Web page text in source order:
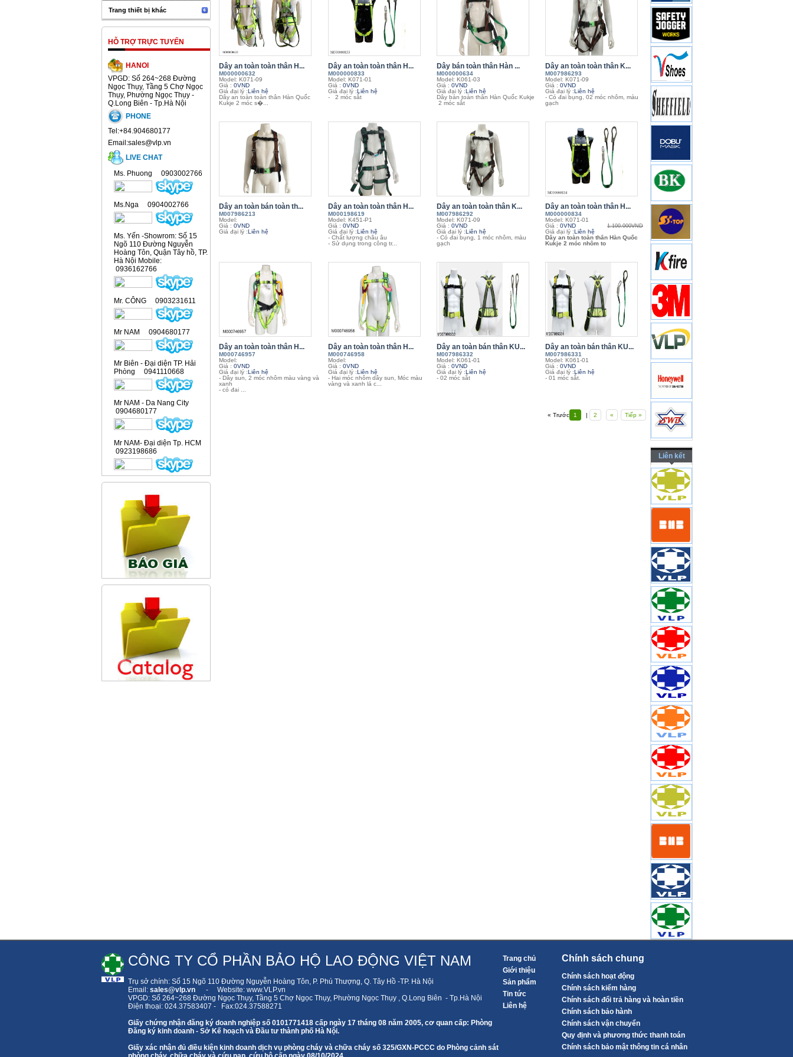
Trang thiết bị khác
HỖ TRỢ TRỰC TUYẾN
HANOI
VPGD: Số 264~268 Đường
Ngọc Thụy, Tầng 5 Chợ Ngọc
Thụy, Phường Ngọc Thụy -
Q.Long Biên - Tp.Hà Nội
PHONE
Tel:+84.904680177
Email:sales@vlp.vn
LIVE CHAT
Ms. Phuong 0903002766
Ms.Nga 0904002766
Ms. Yến -Showrom: Số 15
Ngõ 110 Đường Nguyễn
Hoàng Tôn, Quận Tây hồ, TP.
Hà Nội Mobile:
0936162766
Mr. CÔNG 0903231611
Mr NAM 0904680177
Mr Biên - Đại diện TP. Hải
Phòng 0941110668
Mr NAM - Da Nang City
0904680177
Mr NAM- Đại diện Tp. HCM
0923198686
Dây an toàn toàn thân H...
M000000632
Model: K071-09
Giá : 0VND
Giá đại lý :Liên hệ
Dây an toàn toàn thân Hàn Quốc
Kukje 2 móc s�...
Dây an toàn toàn thân H...
M000000833
Model: K071-01
Giá : 0VND
Giá đại lý :Liên hệ
- 2 móc sắt
Dây bán toàn thân Hàn ...
M000000634
Model: K061-03
Giá : 0VND
Giá đại lý :Liên hệ
Dây bán toàn thân Hàn Quốc Kukje
2 móc sắt
Dây an toàn toàn thân K...
M007986293
Model: K071-09
Giá : 0VND
Giá đại lý :Liên hệ
- Có đai bụng, 02 móc nhôm, màu
gạch
Dây an toàn bán toàn th...
M007986213
Model:
Giá : 0VND
Giá đại lý :Liên hệ
Dây an toàn toàn thân H...
M000198619
Model: K451-P1
Giá : 0VND
Giá đại lý :Liên hệ
- Chất lượng châu âu
- Sử dụng trong công tr...
Dây an toàn toàn thân K...
M007986292
Model: K071-09
Giá : 0VND
Giá đại lý :Liên hệ
- Có đai bụng, 1 móc nhôm, màu
gạch
Dây an toàn toàn thân H...
M000000834
Model: K071-01
Giá : 0VND 1.100.000VND
Giá đại lý :Liên hệ
Dây an toàn toàn thân Hàn Quốc
Kukje 2 móc nhôm to
Dây an toàn toàn thân H...
M000746957
Model:
Giá : 0VND
Giá đại lý :Liên hệ
- Dây sun, 2 móc nhôm màu vàng và
xanh
- có đai ...
Dây an toàn toàn thân H...
M000746958
Model:
Giá : 0VND
Giá đại lý :Liên hệ
- Hai móc nhôm dây sun, Móc màu
vàng và xanh lá c...
Dây an toàn bán thân KU...
M007986332
Model: K061-01
Giá : 0VND
Giá đại lý :Liên hệ
- 02 móc sắt
Dây an toàn bán thân KU...
M007986331
Model: K061-01
Giá : 0VND
Giá đại lý :Liên hệ
- 01 móc sắt.
« Trước 1 | 2 Tiếp »
«
Liên kết
CÔNG TY CỔ PHẦN BẢO HỘ LAO ĐỘNG VIỆT NAM
Trụ sở chính: Số 15 Ngõ 110 Đường Nguyễn Hoàng Tôn, P. Phú Thượng, Q. Tây Hồ -TP. Hà Nội
Email: sales@vlp.vn - Website: www.VLP.vn
VPGD: Số 264~268 Đường Ngọc Thụy, Tầng 5 Chợ Ngọc Thụy, Phường Ngọc Thụy , Q.Long Biên - Tp.Hà Nội
Điện thoại: 024.37583407 - Fax:024.37588271
Giấy chứng nhận đăng ký doanh nghiệp số 0101771418 cấp ngày 17 tháng 08 năm 2005, cơ quan cấp: Phòng
Đăng ký kinh doanh - Sở Kế hoạch và Đầu tư thành phố Hà Nội.
Giấy xác nhận đủ điều kiện kinh doanh dịch vụ phòng cháy và chữa cháy số 325/GXN-PCCC do Phòng cảnh sát
Trang chủ
Giới thiệu
Sản phẩm
Tin tức
Liên hệ
Chính sách chung
Chính sách hoạt động
Chính sách kiểm hàng
Chính sách đổi trả hàng và hoàn tiền
Chính sách bảo hành
Chính sách vận chuyển
Quy định và phương thức thanh toán
Chính sách bảo mật thông tin cá nhân